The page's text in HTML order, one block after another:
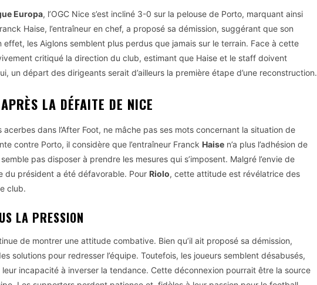
Europa, l’OGC Nice s’est incliné 3-0 sur la pelouse de Porto, marquant ainsi
Haise, l’entraîneur en chef, a proposé sa démission, suggérant que son
effet, les Aiglons semblent plus perdus que jamais sur le terrain. Face à cette
critiqué la direction du club, estimant que Haise et le staff doivent
un départ des dirigeants serait d’ailleurs la première étape d’une reconstruction.
LA DÉFAITE DE NICE
acerbes dans l’After Foot, ne mâche pas ses mots concernant la situation de
contre Porto, il considère que l’entraîneur Franck Haise n’a plus l’adhésion de
pas disposer à prendre les mesures qui s’imposent. Malgré l’envie de
du président a été défavorable. Pour Riolo, cette attitude est révélatrice des
club.
LA PRESSION
de montrer une attitude combative. Bien qu’il ait proposé sa démission,
solutions pour redresser l’équipe. Toutefois, les joueurs semblent désabusés,
incapacité à inverser la tendance. Cette déconnexion pourrait être la source